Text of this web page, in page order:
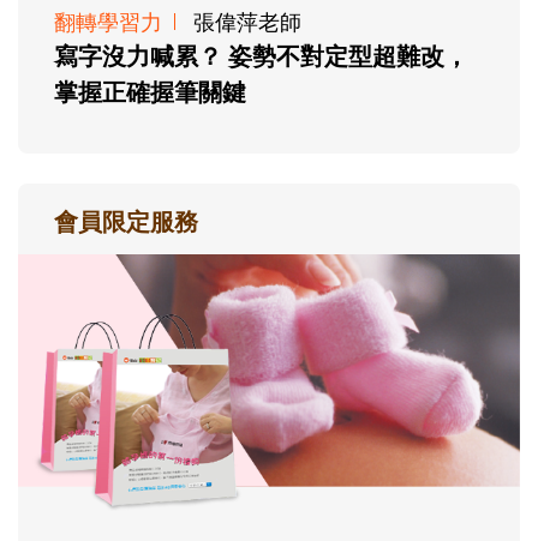
翻轉學習力 張偉萍老師
寫字沒力喊累？ 姿勢不對定型超難改，
掌握正確握筆關鍵
會員限定服務